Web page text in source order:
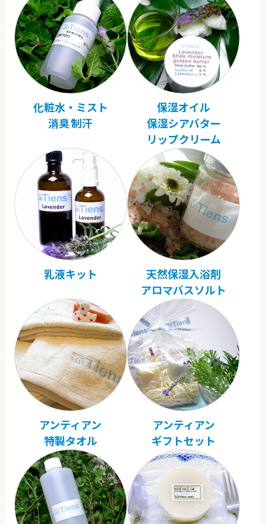
化粧水・ミスト
消臭 制汗
保湿オイル
保湿シアバター
リップクリーム
乳液キット
天然保湿入浴剤
アロマバスソルト
アンティアン
特製タオル
アンティアン
ギフトセット